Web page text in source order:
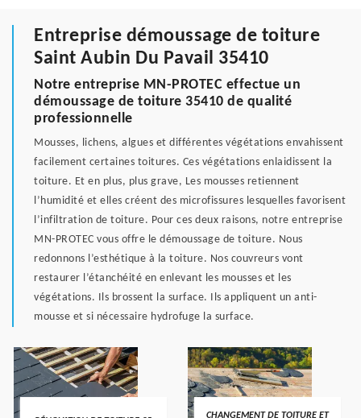
Entreprise démoussage de toiture
Saint Aubin Du Pavail 35410
Notre entreprise MN-PROTEC effectue un
démoussage de toiture 35410 de qualité
professionnelle
Mousses, lichens, algues et différentes végétations envahissent
facilement certaines toitures. Ces végétations enlaidissent la
toiture. Et en plus, plus grave, Les mousses retiennent
l’humidité et elles créent des microfissures lesquelles favorisent
l’infiltration de toiture. Pour ces deux raisons, notre entreprise
MN-PROTEC vous offre le démoussage de toiture. Nous
redonnons l’esthétique à la toiture. Nos couvreurs vont
restaurer l’étanchéité en enlevant les mousses et les
végétations. Ils brossent la surface. Ils appliquent un anti-
mousse et si nécessaire hydrofuge la surface.
CHANGEMENT DE TOITURE ET